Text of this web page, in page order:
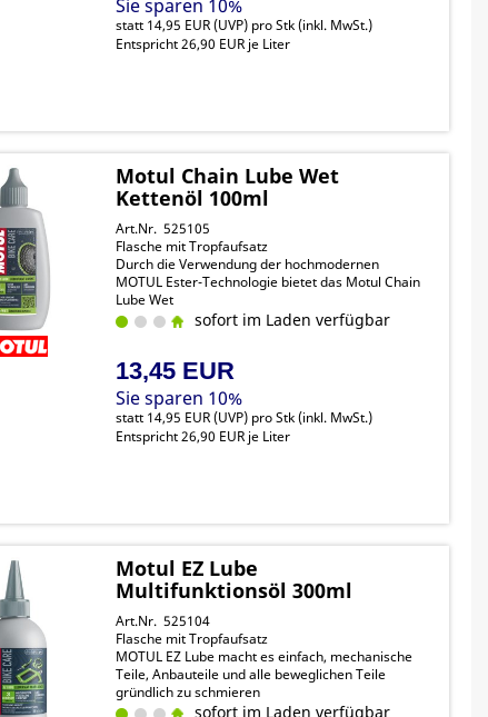
Sie sparen 10%
statt 14,95 EUR(UVP) pro Stk (inkl. MwSt.)
Entspricht 26,90 EUR je Liter
Motul Chain Lube Wet
Kettenöl 100ml
Art.Nr. 525105
Flasche mit Tropfaufsatz
Durch die Verwendung der hochmodernen
MOTUL Ester-Technologie bietet das Motul Chain
Lube Wet
den höchsten Standard für die Schmierung von
Fahrradketten und Antriebssträngen, die unter
dabei vollständig biologisch abbaubar
sofort im Laden verfügbar
13,45 EUR
Sie sparen 10%
statt 14,95 EUR(UVP) pro Stk (inkl. MwSt.)
Entspricht 26,90 EUR je Liter
Motul EZ Lube
Multifunktionsöl 300ml
Art.Nr. 525104
Flasche mit Tropfaufsatz
MOTUL EZ Lube macht es einfach, mechanische
Teile, Anbauteile und alle beweglichen Teile
gründlich zu schmieren
Das Schmiermittel bringt einen Schutzfilm vor
sofort im Laden verfügbar